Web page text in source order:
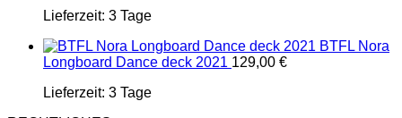
Lieferzeit: 3 Tage
BTFL Nora
Longboard Dance deck 2021 129,00 €
Lieferzeit: 3 Tage